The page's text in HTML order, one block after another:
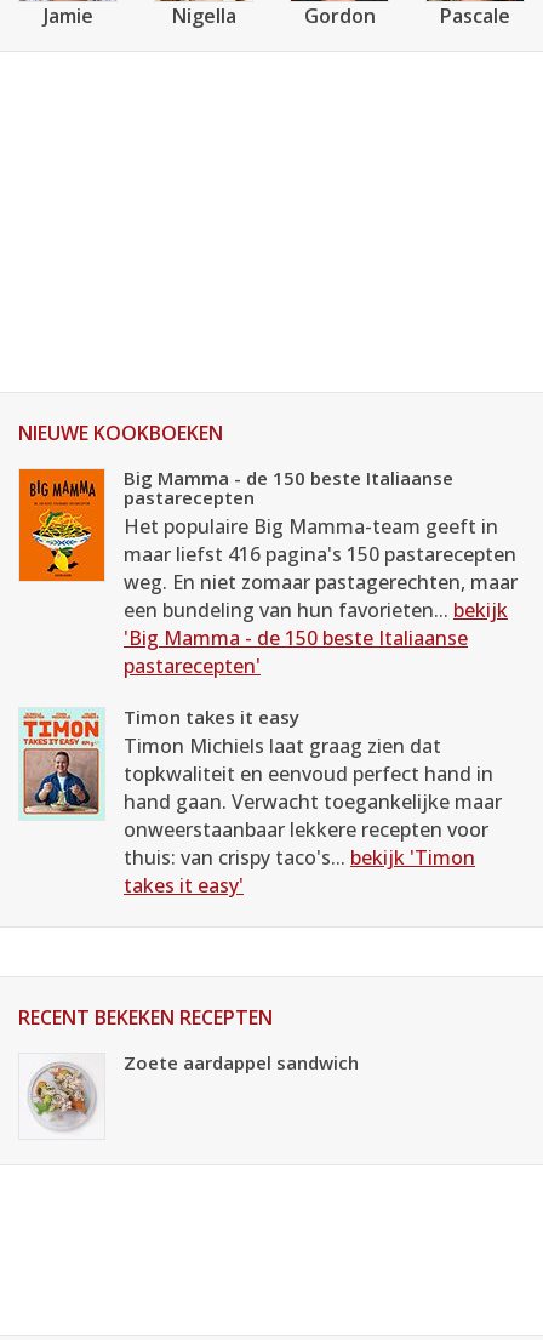
Jamie Nigella Gordon Pascale
NIEUWE KOOKBOEKEN
Big Mamma - de 150 beste Italiaanse
pastarecepten
Het populaire Big Mamma-team geeft in
maar liefst 416 pagina's 150 pastarecepten
weg. En niet zomaar pastagerechten, maar
een bundeling van hun favorieten... bekijk
'Big Mamma - de 150 beste Italiaanse
pastarecepten'
Timon takes it easy
Timon Michiels laat graag zien dat
topkwaliteit en eenvoud perfect hand in
hand gaan. Verwacht toegankelijke maar
onweerstaanbaar lekkere recepten voor
thuis: van crispy taco's... bekijk 'Timon
takes it easy'
RECENT BEKEKEN RECEPTEN
Zoete aardappel sandwich